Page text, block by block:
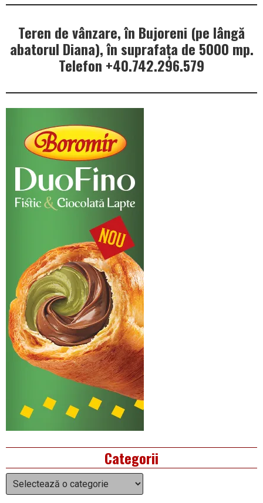
Teren de vânzare, în Bujoreni (pe lângă
abatorul Diana), în suprafața de 5000 mp.
Telefon +40.742.296.579
Categorii
Categorii